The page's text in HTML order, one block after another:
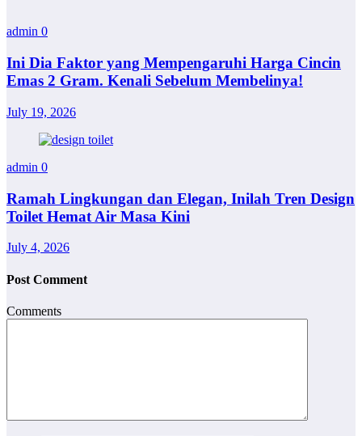
admin 0
Ini Dia Faktor yang Mempengaruhi Harga Cincin
Emas 2 Gram. Kenali Sebelum Membelinya!
July 19, 2026
admin 0
Ramah Lingkungan dan Elegan, Inilah Tren Design
Toilet Hemat Air Masa Kini
July 4, 2026
Post Comment
Comments